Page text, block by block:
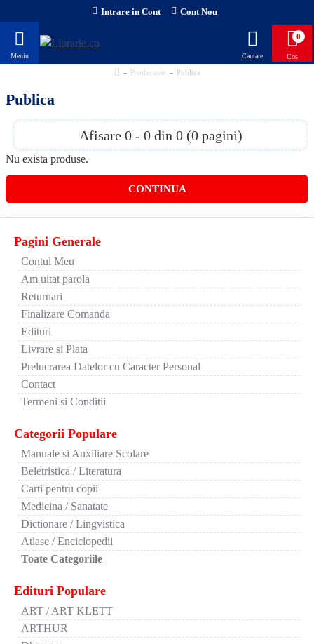
Intrare in Cont Cont Nou
0
Producator Publica
Publica
Afisare 0 - 0 din 0 (0 pagini)
Nu exista produse.
CONTINUA
Pagini Generale
Contul Meu
Am uitat parola
Returnari
Finalizare Comanda
Edituri
Livrare si Plata
Prelucrarea Datelor cu Caracter Personal
Contact
Termeni si Conditii
Categorii Populare
Manuale si Auxiliare Scolare
Beletristica / Literatura
Carti pentru copii
Medicina / Sanatate
Dictionare / Lingvistica
Atlase / Enciclopedii
Toate Categoriile
Edituri Populare
ART / ART KLETT
ARTHUR